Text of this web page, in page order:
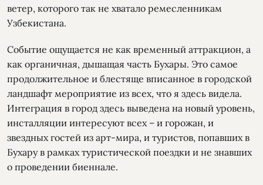
ветер, которого так не хватало ремесленникам
Узбекистана.
Событие ощущается не как временный аттракцион, а
как органичная, дышащая часть Бухары. Это самое
продолжительное и блестяще вписанное в городской
ландшафт мероприятие из всех, что я здесь видела.
Интеграция в город здесь выведена на новый уровень,
инсталляции интересуют всех – и горожан, и
звездных гостей из арт-мира, и туристов, попавших в
Бухару в рамках туристической поездки и не знавших
о проведении биеннале.